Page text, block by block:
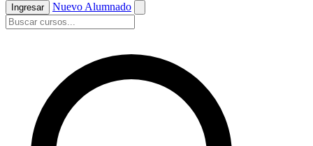
Ingresar Nuevo Alumnado